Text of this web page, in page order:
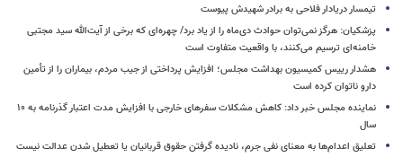
تیمسار دریادار فلاحی به برادر شهیدش پیوست
پزشکیان: هرگز نمی‌توان حوادث دی‌ماه را از یاد برد/ چهره‌ای که برخی از آیت‌الله سید مجتبی
خامنه‌ای ترسیم می‌کنند، با واقعیت متفاوت است
هشدار رییس کمیسیون بهداشت مجلس؛ افزایش پرداختی از جیب مردم، بیماران را از تأمین
دارو ناتوان کرده است
نماینده مجلس خبر داد: کاهش مشکلات سفرهای خارجی با افزایش مدت اعتبار گذرنامه به ۱۰
سال
تعلیق اعدام‌ها به معنای نفی جرم، نادیده گرفتن حقوق قربانیان یا تعطیل شدن عدالت نیست